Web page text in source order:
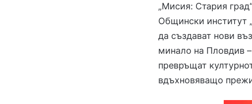
„Мисия: Стария
Общински институт
да създават нови
минало на Пловдив
превръщат
вдъхновяващо